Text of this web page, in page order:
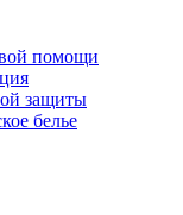
помощи
защиты
белье